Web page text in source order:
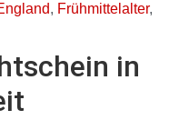
, Frühmittelalter,
in